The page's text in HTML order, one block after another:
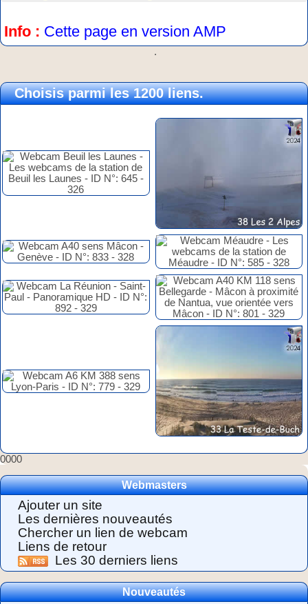
Info : Cette page en version AMP
.
Choisis parmi les 1200 liens.
0000
Webmasters
Ajouter un site
Les dernières nouveautés
Chercher un lien de webcam
Liens de retour
Les 30 derniers liens
Nouveautés